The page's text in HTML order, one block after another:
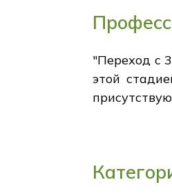
"Переход с
этой